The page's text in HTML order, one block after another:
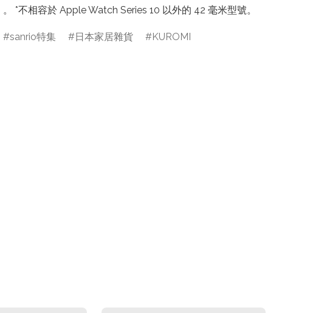
。 *不相容於 Apple Watch Series 10 以外的 42 毫米型號。
sanrio特集 日本家居雜貨 KUROMI